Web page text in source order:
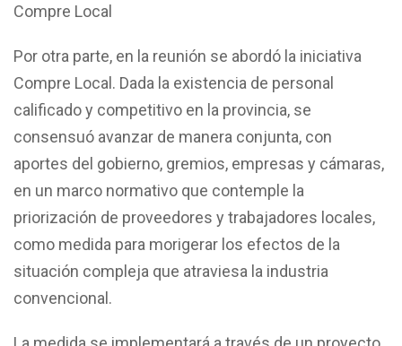
Compre Local
Por otra parte, en la reunión se abordó la iniciativa
Compre Local. Dada la existencia de personal
calificado y competitivo en la provincia, se
consensuó avanzar de manera conjunta, con
aportes del gobierno, gremios, empresas y cámaras,
en un marco normativo que contemple la
priorización de proveedores y trabajadores locales,
como medida para morigerar los efectos de la
situación compleja que atraviesa la industria
convencional.